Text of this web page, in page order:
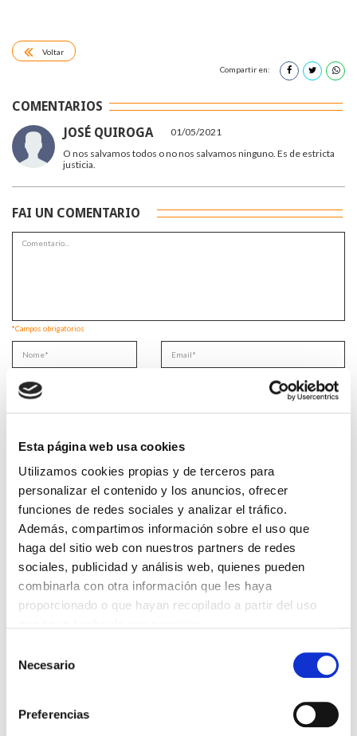
Esta página web usa cookies
Utilizamos cookies propias y de terceros para
personalizar el contenido y los anuncios, ofrecer
funciones de redes sociales y analizar el tráfico.
Además, compartimos información sobre el uso que
haga del sitio web con nuestros partners de redes
sociales, publicidad y análisis web, quienes pueden
combinarla con otra información que les haya
proporcionado o que hayan recopilado a partir del uso
Necesario
Preferencias
Voltar
Compartir en:
COMENTARIOS
JOSÉ QUIROGA
01/05/2021
O nos salvamos todos o no nos salvamos ninguno. Es de estricta
justicia.
FAI UN COMENTARIO
*Campos obrigatorios
DESTACADAS
SANIDAD CREA UN DIPLOMA OFICIAL PARA RECONOCER LA
LABOR DE LOS TUTORES DE RESIDENTES
06/08/2026
LA ALIANZA MÉDICA POR LA SALUD PLANETARIA SE ADHIERE
AL PACTO DE ESTADO FRENTE A LA EMERGENCIA CLIMÁTICA
03/08/2026
28/07/2026